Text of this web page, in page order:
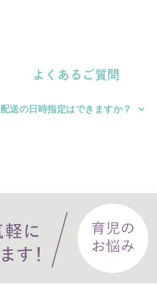
よくあるご質問
配送の日時指定はできますか？